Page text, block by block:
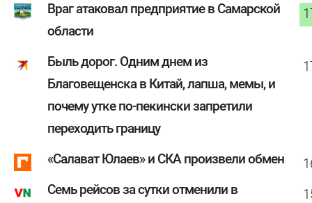
Враг атаковал предприятие в Самарской
области
Быль дорог. Одним днем из
Благовещенска в Китай, лапша, мемы, и
почему утке по-пекински запретили
переходить границу
«Салават Юлаев» и СКА произвели обмен
Семь рейсов за сутки отменили в